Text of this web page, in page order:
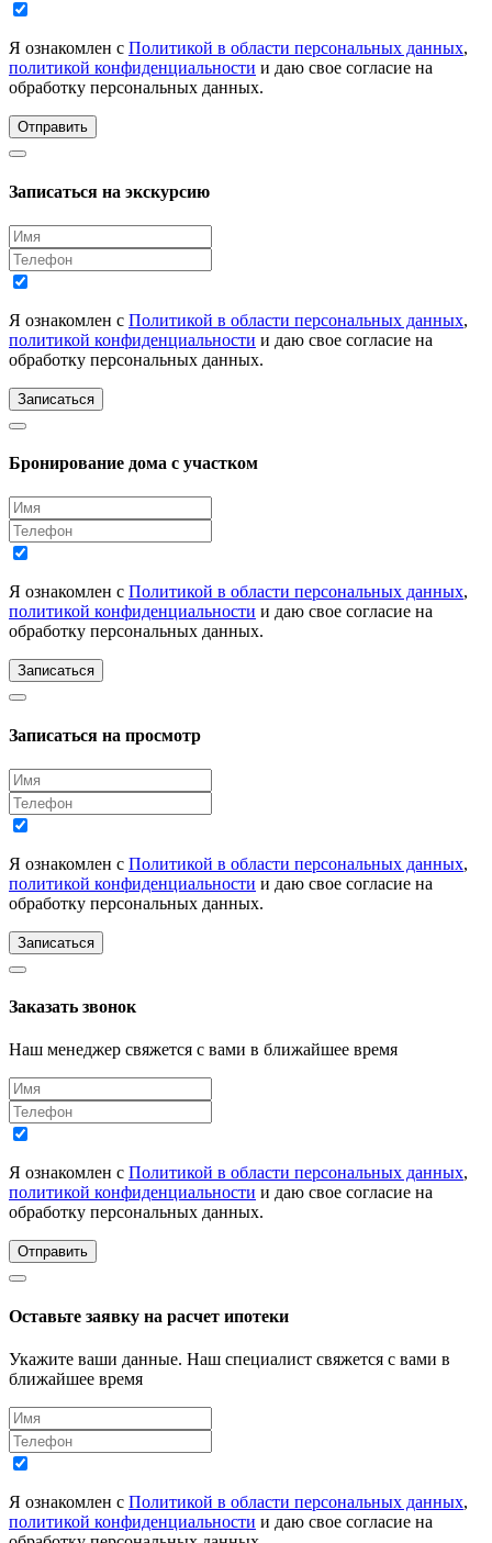
Я ознакомлен с Политикой в области персональных данных,
политикой конфиденциальности и даю свое согласие на
обработку персональных данных.
Отправить
Записаться на экскурсию
Я ознакомлен с Политикой в области персональных данных,
политикой конфиденциальности и даю свое согласие на
обработку персональных данных.
Записаться
Бронирование дома с участком
Я ознакомлен с Политикой в области персональных данных,
политикой конфиденциальности и даю свое согласие на
обработку персональных данных.
Записаться
Записаться на просмотр
Я ознакомлен с Политикой в области персональных данных,
политикой конфиденциальности и даю свое согласие на
обработку персональных данных.
Записаться
Заказать звонок
Наш менеджер свяжется с вами в ближайшее время
Я ознакомлен с Политикой в области персональных данных,
политикой конфиденциальности и даю свое согласие на
обработку персональных данных.
Отправить
Оставьте заявку на расчет ипотеки
Укажите ваши данные. Наш специалист свяжется с вами в
ближайшее время
Я ознакомлен с Политикой в области персональных данных,
политикой конфиденциальности и даю свое согласие на